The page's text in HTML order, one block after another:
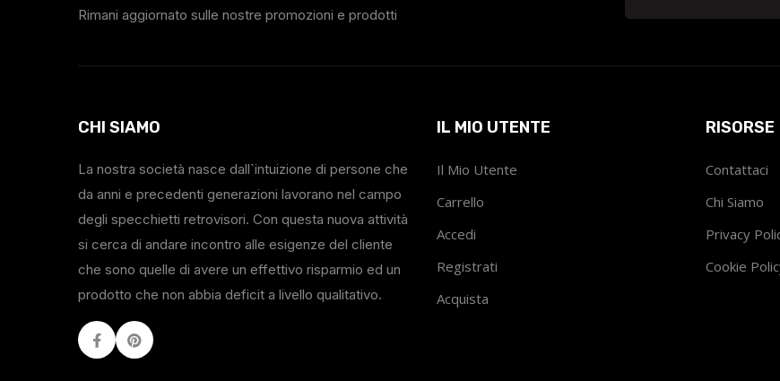
Rimani aggiornato sulle nostre promozioni e prodotti
CHI SIAMO
La nostra società nasce dall`intuizione di persone che
da anni e precedenti generazioni lavorano nel campo
degli specchietti retrovisori. Con questa nuova attività
si cerca di andare incontro alle esigenze del cliente
che sono quelle di avere un effettivo risparmio ed un
prodotto che non abbia deficit a livello qualitativo.
FacebookYoutube
IL MIO UTENTE
Il Mio Utente
Carrello
Accedi
Registrati
Acquista
RISORSE
Contattaci
Chi Siamo
Privacy
Cookie